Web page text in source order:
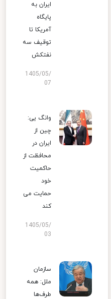
ایران به
پایگاه
آمریکا تا
توقیف سه
نفتکش
1405/05/
07
وانگ یی:
چین از
ایران در
محافظت از
حاکمیت
خود
حمایت می
کند
1405/05/
03
سازمان
ملل: همه
طرف‌ها